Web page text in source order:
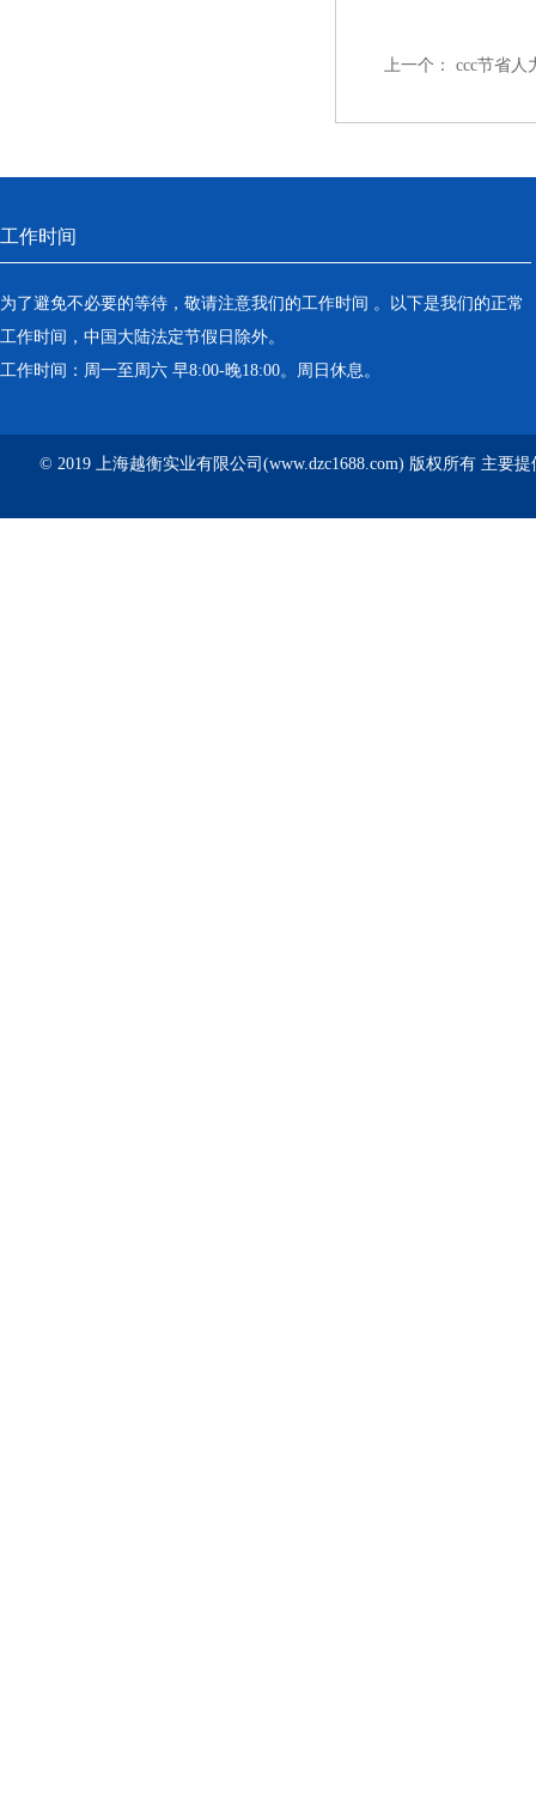
上一个： ccc节省人
工作时间
为了避免不必要的等待，敬请注意我们的工作时间 。以下是我们的正常
工作时间，中国大陆法定节假日除外。
工作时间：周一至周六 早8:00-晚18:00。周日休息。
© 2019 上海越衡实业有限公司(www.dzc1688.com) 版权所有 主要提